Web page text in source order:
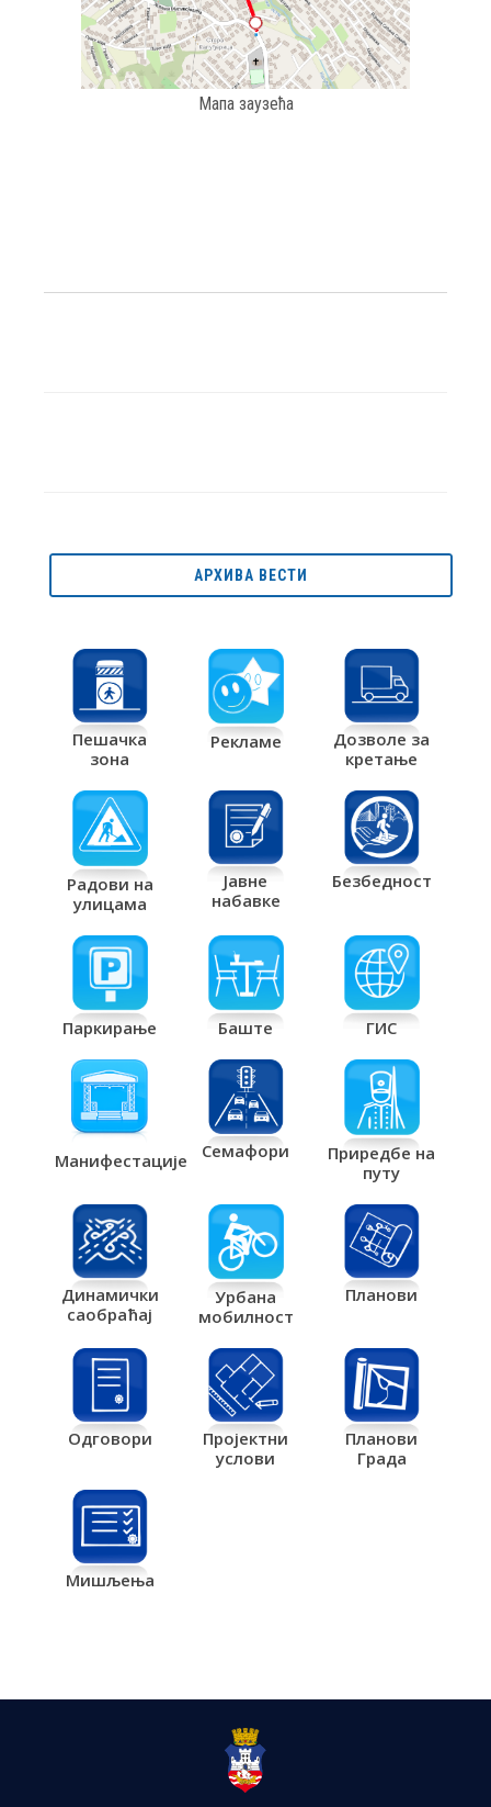
Мапа заузећа
АРХИВА ВЕСТИ
Пешачка
зона
Рекламе
Дозволе за
кретање
Радови на
улицама
Јавне
набавке
Безбедност
Паркирање Баште ГИС
Манифестације Семафори
Приредбе на
путу
Динамички
саобраћај
Урбана
мобилност
Планови
Одговори
Пројектни
услови
Планови
Града
Мишљења